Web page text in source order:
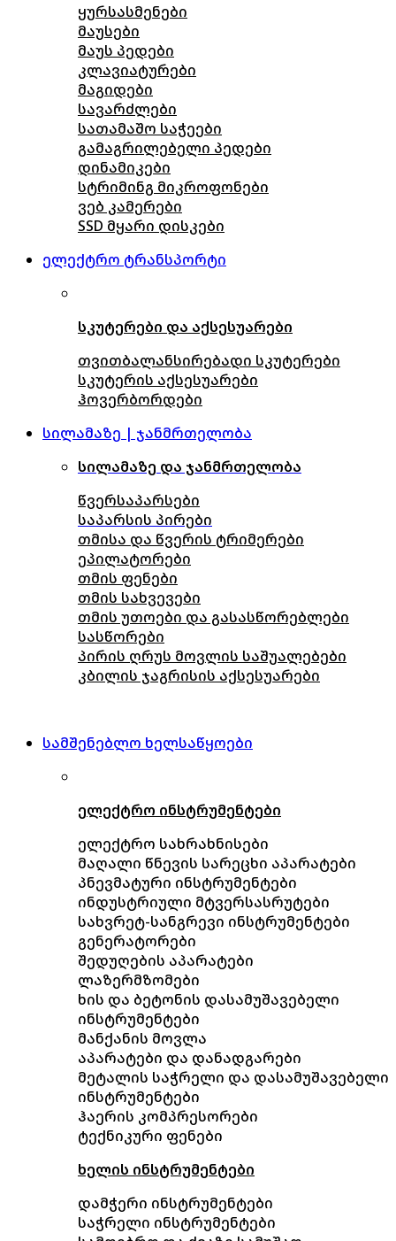
ყურსასმენები
მაუსები
მაუს პედები
კლავიატურები
მაგიდები
სავარძლები
სათამაშო საჭეები
გამაგრილებელი პედები
დინამიკები
სტრიმინგ მიკროფონები
ვებ კამერები
SSD მყარი დისკები
ელექტრო ტრანსპორტი
სკუტერები და აქსესუარები
თვითბალანსირებადი სკუტერები
სკუტერის აქსესუარები
ჰოვერბორდები
სილამაზე | ჯანმრთელობა
სილამაზე და ჯანმრთელობა
წვერსაპარსები
საპარსის პირები
თმისა და წვერის ტრიმერები
ეპილატორები
თმის ფენები
თმის სახვევები
თმის უთოები და გასასწორებლები
სასწორები
პირის ღრუს მოვლის საშუალებები
კბილის ჯაგრისის აქსესუარები
სამშენებლო ხელსაწყოები
ელექტრო ინსტრუმენტები
ელექტრო სახრახნისები
მაღალი წნევის სარეცხი აპარატები
პნევმატური ინსტრუმენტები
ინდუსტრიული მტვერსასრუტები
სახვრეტ-სანგრევი ინსტრუმენტები
გენერატორები
შედუღების აპარატები
ლაზერმზომები
ხის და ბეტონის დასამუშავებელი
ინსტრუმენტები
მანქანის მოვლა
აპარატები და დანადგარები
მეტალის საჭრელი და დასამუშავებელი
ინსტრუმენტები
ჰაერის კომპრესორები
ტექნიკური ფენები
ხელის ინსტრუმენტები
დამჭერი ინსტრუმენტები
საჭრელი ინსტრუმენტები